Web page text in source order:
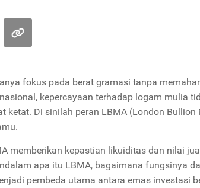
fokus pada berat gramasi tanpa
kepercayaan terhadap logam mulia
ketat. Di sinilah peran LBMA (London
memberikan kepastian likuiditas dan nilai
apa itu LBMA, bagaimana fungsinya
pembeda utama antara emas investasi